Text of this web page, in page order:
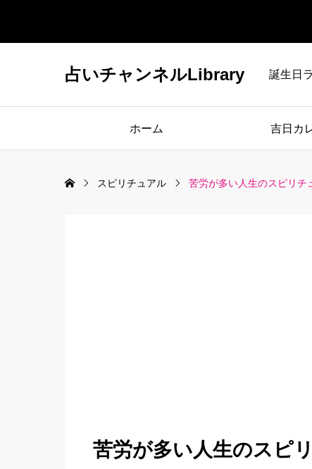
占いチャンネルLibrary 誕生日
ホーム 吉日カ
スピリチュアル 苦労が多い人生のスピリチ
苦労が多い人生のスピ